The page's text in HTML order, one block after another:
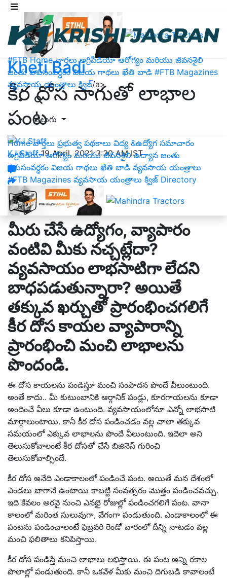
#FTB Home వార్తలు అగ్రిపీడియా ఆరోగ్యం మరియు జీవనశైలి
జంతు పశుసంవర్ధకం విజయ గాథలు ఖేతి బాడి #FTB Magazines
వ్యవసాయ యంత్రాలుక్విజ్/a>
తెలుగు
Home వార్తలు ప్రభుత్వ పథకాలు విద్య &ఉద్యోగ సమాచారం
అగ్రిపీడియా ఆరోగ్యం మరియు జీవనశైలి ఉద్యాన జంతు
పశుసంవర్ధకం విజయ గాథలు ఖేతి బాడి వ్యవసాయ యంత్రాలు
#FTB Magazines వ్యవసాయ యంత్రాలు క్విజ్ Directory
Kheti Badi
కీర దోస సాగుతో లాభాల
పంట
KJ Staff19 April, 2021 3:30 AM IST
Seedless Cucumber
మీరు చేసే ఉద్యోగం, వ్యాపారం
వంటివి మీకు నచ్చట్లేదా?
వ్యవసాయం లాభసాటిగా లేదని
బాధపడుతున్నారా? అయితే
తక్కువ ఖర్చుతో ప్రారంభించగలిగే
కీర దోస కాయల వ్యాపారాన్ని
ప్రారంభించి మంచి లాభాలను
పొందండి.
ఈ దోస కాయలను పండిస్తూ మంచి సంపాదన పొందే వీలుంటుంది.
అంతే కాదు.. మీ కుటుంబానికి ఆర్గానిక్ పండ్లు, కూరగాయలను కూడా
అందించే వీలు కూడా ఉంటుంది. వ్యవసాయంలోనూ ఎన్నో లాభసాటి
మార్గాలుంటాయి. కానీ కీర దోస పండించడం వల్ల చాలా తక్కువ
సమయంలో ఎక్కువ లాభాలను పొందే వీలుంటుంది. ఇదెలా అని
తెలుసుకోవాలంటే కీర దోసతో చేసే బిజినెస్ గురించి
తెలుసుకోవాల్సిందే.
కీర దోస అనేది ఎండాకాలంలో పండించే పంట. అయితే మన దేశంలో
ఎండలు బాగానే ఉంటాయి కాబట్టి సంవత్సరం మొత్తం పండించవచ్చు.
ఇది కేవలం అరవై నుంచి ఎనభై రోజుల్లో పండించగలిగే పంట. వానా
కాలంలో మరింత సులువుగా, వేగంగా పండుతుంది. ఎండాకాలంలో ఈ
పంటను పండించాలంటే ఫిబ్రవరి రెండో వారంలో దీన్ని నాటడం వల్ల
మంచి ఫలితాలు కనిపిస్తాయి.
కీర దోస పండిస్తే మంచి లాభాలు లభిస్తాయి. ఈ పంట అన్ని రకాల
పొలాల్లో పండుతుంది. కానీ ఒకవేళ మీకు మంచి దిగుబడి కావాలంటే